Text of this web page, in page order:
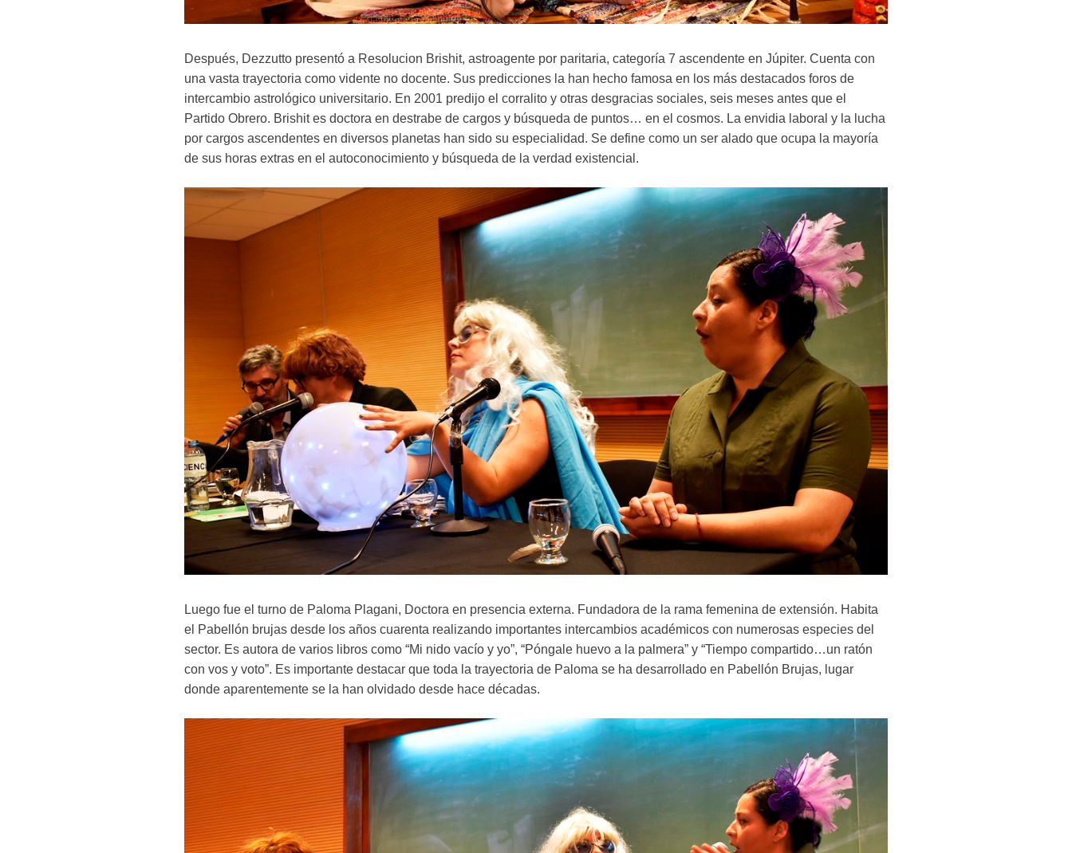
Después, Dezzutto presentó a Resolucion Brishit, astroagente por paritaria, categoría 7 ascendente en Júpiter. Cuenta con
una vasta trayectoria como vidente no docente. Sus predicciones la han hecho famosa en los más destacados foros de
intercambio astrológico universitario. En 2001 predijo el corralito y otras desgracias sociales, seis meses antes que el
Partido Obrero. Brishit es doctora en destrabe de cargos y búsqueda de puntos… en el cosmos. La envidia laboral y la lucha
por cargos ascendentes en diversos planetas han sido su especialidad. Se define como un ser alado que ocupa la mayoría
de sus horas extras en el autoconocimiento y búsqueda de la verdad existencial.
Luego fue el turno de Paloma Plagani, Doctora en presencia externa. Fundadora de la rama femenina de extensión. Habita
el Pabellón brujas desde los años cuarenta realizando importantes intercambios académicos con numerosas especies del
sector. Es autora de varios libros como “Mi nido vacío y yo”, “Póngale huevo a la palmera” y “Tiempo compartido…un ratón
con vos y voto”. Es importante destacar que toda la trayectoria de Paloma se ha desarrollado en Pabellón Brujas, lugar
donde aparentemente se la han olvidado desde hace décadas.